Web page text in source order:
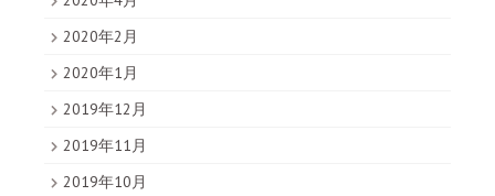
2020年2月
2020年1月
2019年12月
2019年11月
2019年10月